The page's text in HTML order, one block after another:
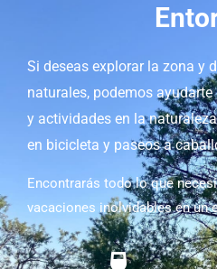
Si deseas explorar la zona y
naturales, podemos
y actividades en la
en bicicleta y paseos a
Encontrarás todo lo que
vacaciones inolvidables en un